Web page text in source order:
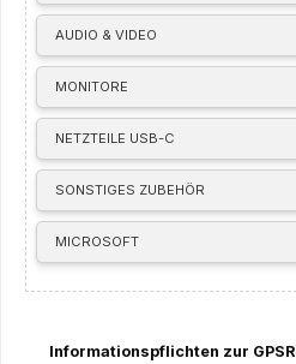
AUDIO & VIDEO
MONITORE
NETZTEILE USB-C
SONSTIGES ZUBEHÖR
MICROSOFT
Informationspflichten zur GPSR